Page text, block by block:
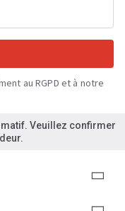
au RGPD et à notre
Veuillez confirmer